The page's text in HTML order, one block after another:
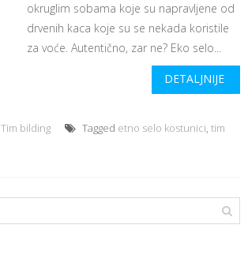
okruglim sobama koje su napravljene od
drvenih kaca koje su se nekada koristile
za voće. Autentično, zar ne? Eko selo...
DETALJNIJE
Tim bilding Tagged etno selo kostunici, tim